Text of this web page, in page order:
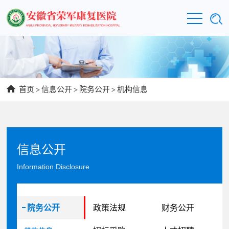
首页 >信息公开> 院务公开>机构信息
信息公开
Information Disclosure
院务公开 政策法规 财务公开